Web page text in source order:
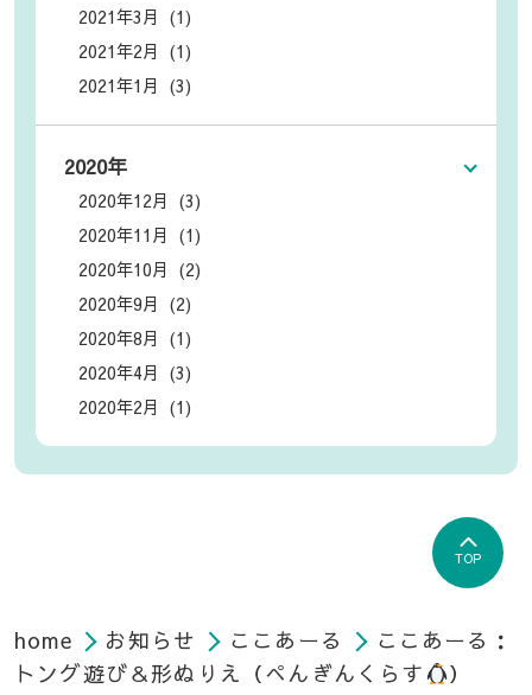
2021年3月 (1)
2021年2月 (1)
2021年1月 (3)
2020年
2020年12月 (3)
2020年11月 (1)
2020年10月 (2)
2020年9月 (2)
2020年8月 (1)
2020年4月 (3)
2020年2月 (1)
TOP
home お知らせ ここあーる
ここあーる：
トング遊び＆形ぬりえ（ぺんぎんくらす
）